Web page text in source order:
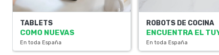
TABLETS
COMO NUEVAS
En toda España
ROBOTS DE COCINA
ENCUENTRA EL
En toda España